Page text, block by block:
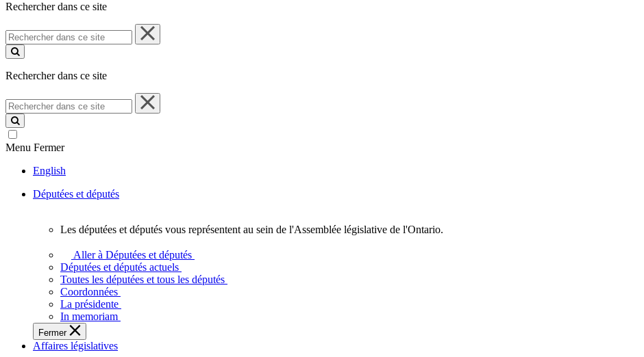
Rechercher dans ce site
Rechercher
dans
ce
Rechercher dans ce site
Rechercher
dans
ce
site
Menu Fermer
English
Députées et députés
députées
députés
vous
représentent
sein
de
l'Assemblée
Les députées et députés vous représentent au sein de l'Assemblée législative de l'Ontario.
Aller à Députées et députés
Députées et députés actuels
Toutes les députées et tous les députés
Coordonnées
La présidente
In memoriam
Fermer
Affaires législatives